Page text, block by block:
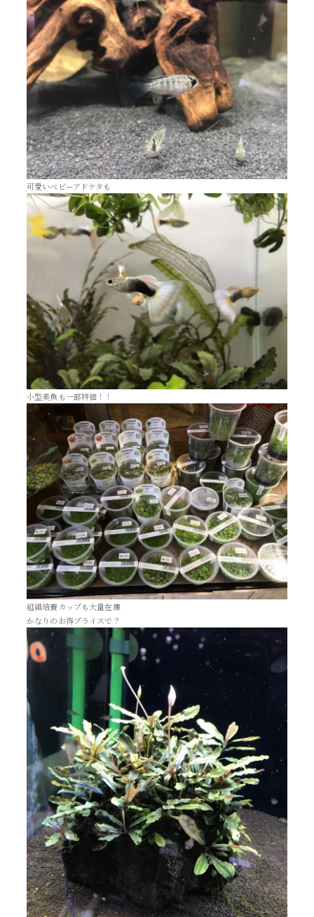
可愛いベビーアドケタも
小型美魚も一部特価！！
組織培養カップも大量在庫
かなりのお得プライスで？